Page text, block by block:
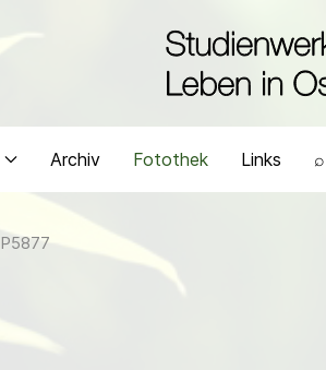
Archiv Fotothek Links ⌕
P5877